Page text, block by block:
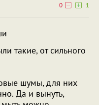
0
1
такие, от сильного
шумы, для них
Да и вынуть,